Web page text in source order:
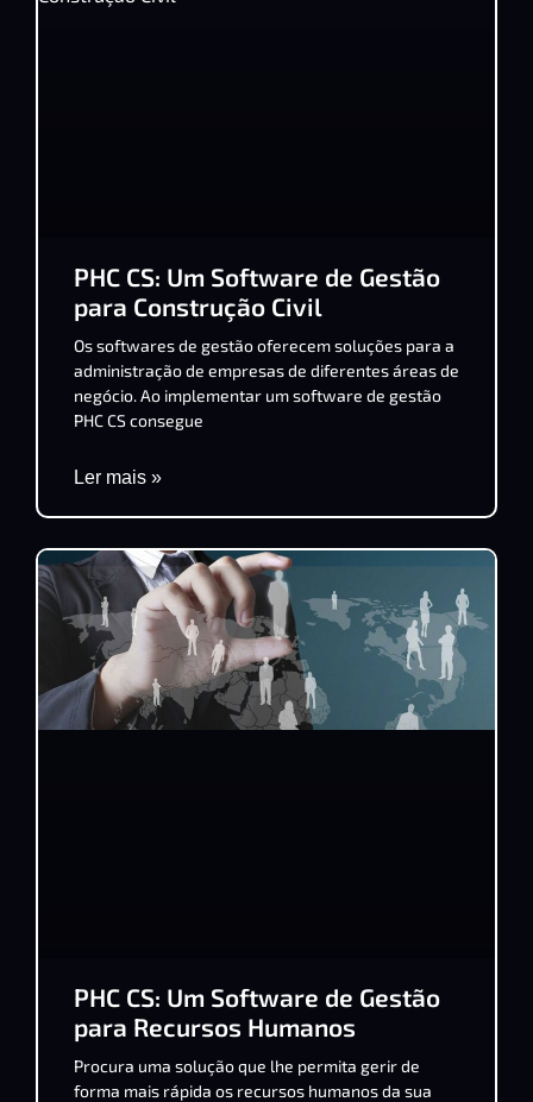
PHC CS: Um Software de Gestão
para Construção Civil
Os softwares de gestão oferecem soluções para a
administração de empresas de diferentes áreas de
negócio. Ao implementar um software de gestão
PHC CS consegue
Ler mais »
PHC CS: Um Software de Gestão
para Recursos Humanos
Procura uma solução que lhe permita gerir de
forma mais rápida os recursos humanos da sua